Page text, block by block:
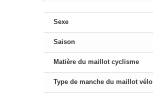
Sexe
Saison
Matière du maillot cyclisme
Type de manche du maillot vélo